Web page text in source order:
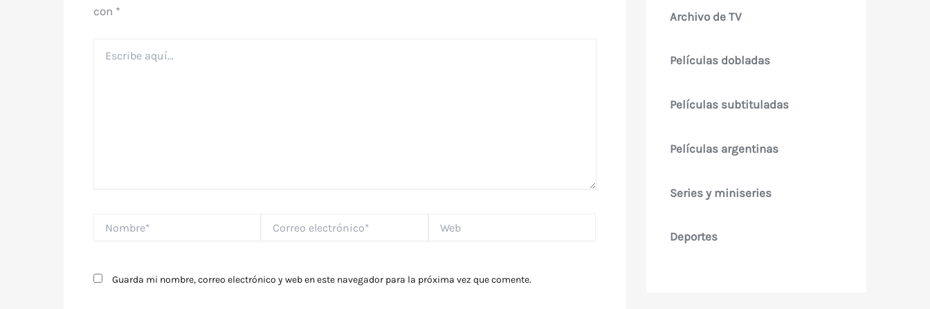
con *
aquí...
electrónico*
Guarda mi nombre, correo electrónico y web en este navegador para la próxima vez que comente.
Archivo de TV
Películas dobladas
Películas subtituladas
Películas argentinas
Series y miniseries
Deportes